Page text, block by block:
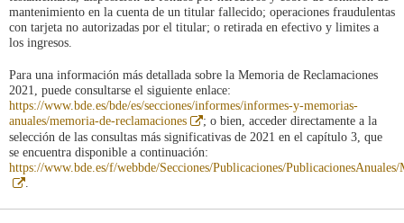
mantenimiento en la cuenta de un titular fallecido; operaciones fraudulentas
con tarjeta no autorizadas por el titular; o retirada en efectivo y limites a
los ingresos.
Para una información más detallada sobre la Memoria de Reclamaciones
2021, puede consultarse el siguiente enlace:
https://www.bde.es/bde/es/secciones/informes/informes-y-memorias-
anuales/memoria-de-reclamaciones
Abre
en
ventana
nueva
; o bien, acceder directamente a la
selección de las consultas más significativas de 2021 en el capítulo 3, que
se encuentra disponible a continuación:
https://www.bde.es/f/webbde/Secciones/Publicaciones/
Abre
ventana